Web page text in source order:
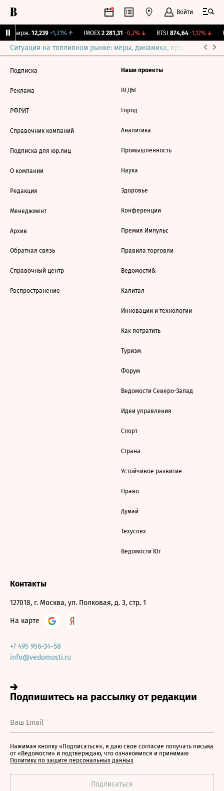
Войти
Бирж. 12,239 +1,31%↑ IMOEX 2 281,31 -0,2%↓ RTSI 874,64 -1,12%↓
Ситуация на топливном рынке: меры, динамика, прогнозы
Подписка
Реклама
РФРИТ
Справочник компаний
Подписка для юр.лиц
О компании
Редакция
Менеджмент
Архив
Обратная связь
Справочный центр
Распространение
Наши проекты
ВЕДЫ
Город
Аналитика
Промышленность
Наука
Здоровье
Конференции
Премия Импульс
Правила торговли
Ведомости&
Капитал
Инновации и технологии
Как потратить
Туризм
Форум
Ведомости Северо-Запад
Идеи управления
Спорт
Страна
Устойчивое развитие
Право
Думай
Техуспех
Ведомости Юг
Контакты
127018, г. Москва, ул. Полковая, д. 3, стр. 1
На карте
+7 495 956-34-58
info@vedomosti.ru
Нажимая кнопку «Подписаться», я даю свое согласие получать письма
от «Ведомости» и подтверждаю, что ознакомился и принимаю
Политику по защите персональных данных